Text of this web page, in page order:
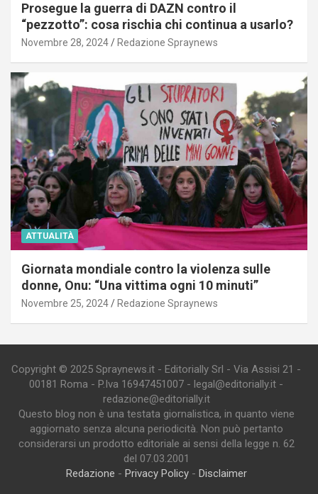
Prosegue la guerra di DAZN contro il
“pezzotto”: cosa rischia chi continua a usarlo?
Novembre 28, 2024 Redazione Spraynews
ATTUALITÀ
Giornata mondiale contro la violenza sulle
donne, Onu: “Una vittima ogni 10 minuti”
Novembre 25, 2024 Redazione Spraynews
Copyright © 2025 Spraynews.it - Editorially Srl - Via Assisi 21 -
00181 Roma - P.Iva 16947451007 - legal@editorially.it -
redazione@editorially.it
Questo blog non è una testata giornalistica, in quanto viene
aggiornato senza alcuna periodicità. Non può pertanto
considerarsi un prodotto editoriale ai sensi della legge n. 62
del 07.03.2001
Redazione - Privacy Policy- Disclaimer